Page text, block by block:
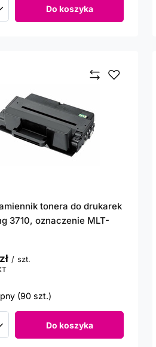
Do koszyka
tonera do drukarek
3710, oznaczenie MLT-
/ szt.
(90 szt.)
Do koszyka